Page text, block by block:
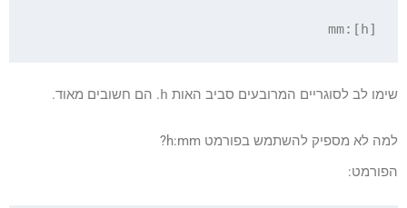
[h]:mm
שימו לב לסוגריים המרובעים סביב האות h. הם חשובים מאוד.
למה לא מספיק להשתמש בפורמט h:mm?
הפורמט: